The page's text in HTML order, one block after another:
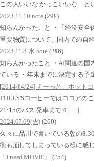
この人いいな かっこいいな と
2023.11.10 note (299)
知らんかったこと ・「経済安全
重要物質について、国内での自
2023.11.8.水 note (296)
知らんかったこと ・AI関連の国
ている ・年末までに決定する予
[2014/04/24] えーっと、ホット
TULLY'Sコーヒーではココアの
21:15のバス 発車まで４ […]
2024.07.09(火) (260)
久々に品川で書いている朝の
衡も崩してしまっている様に感
「I need MOVIE」
(254)